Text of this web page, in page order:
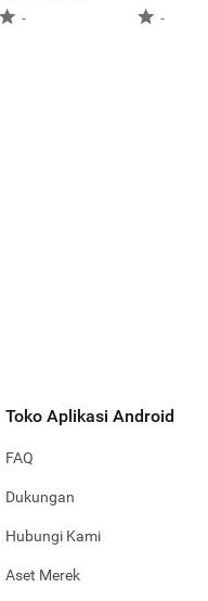
-
-
Toko Aplikasi Android
FAQ
Dukungan
Hubungi Kami
Aset Merek